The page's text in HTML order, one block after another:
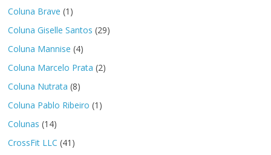
Coluna Brave (1)
Coluna Giselle Santos (29)
Coluna Mannise (4)
Coluna Marcelo Prata (2)
Coluna Nutrata (8)
Coluna Pablo Ribeiro (1)
Colunas (14)
CrossFit LLC (41)